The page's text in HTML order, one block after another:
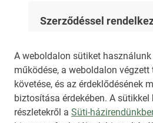
A weboldalon sütiket
működése, a weboldalon
követése, és az érdeklődésének
biztosítása érdekében. A
részletekről a Süti-
Szerződéssel
Regisztráció(